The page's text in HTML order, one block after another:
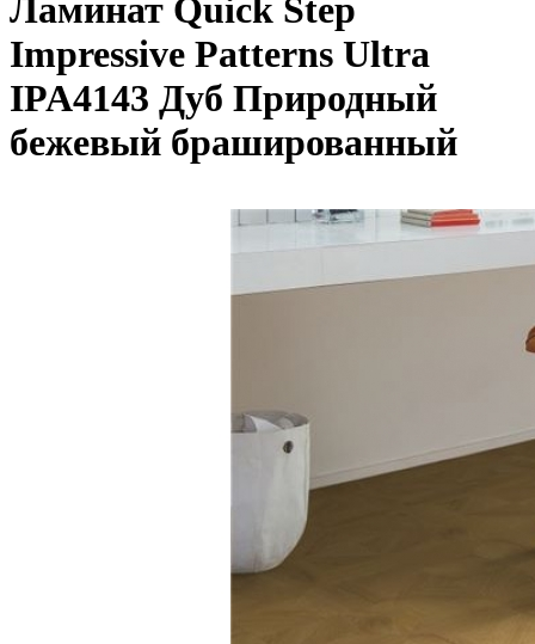
Ламинат Quick Step
Impressive Patterns Ultra
IPA4143 Дуб Природный
бежевый брашированный